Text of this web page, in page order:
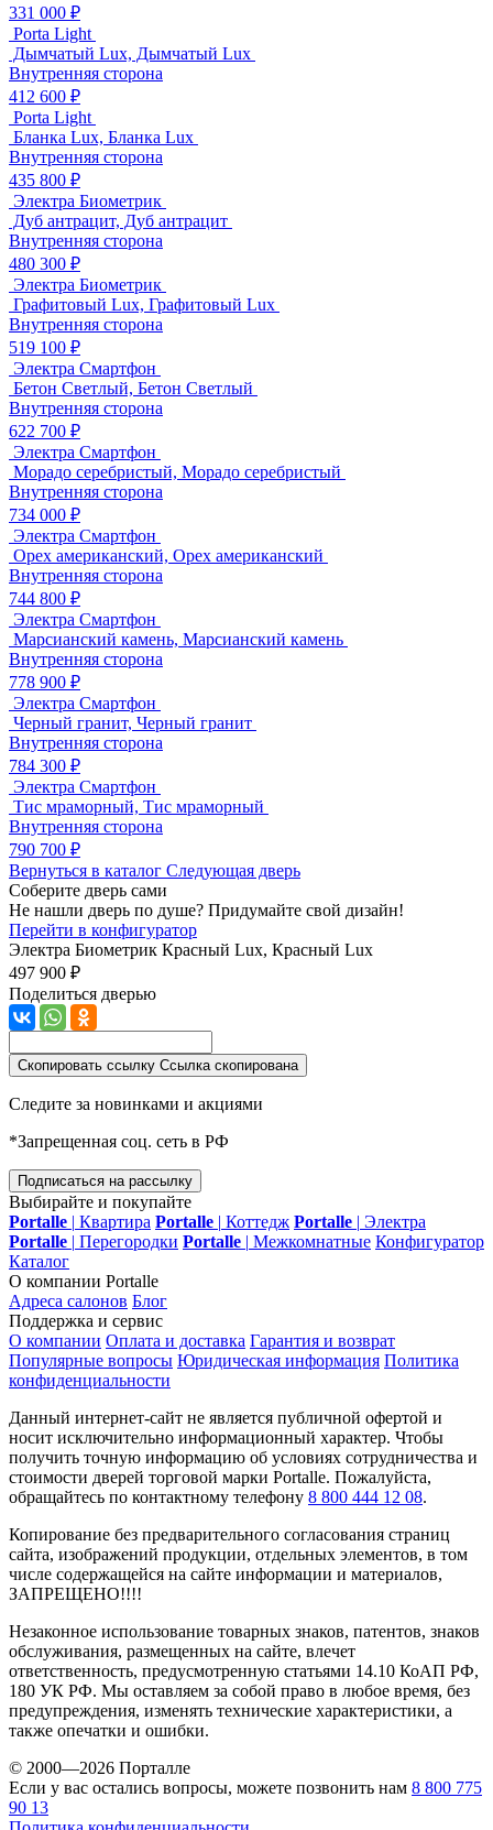
331 000 ₽
Porta Light
Дымчатый Lux, Дымчатый Lux
Внутренняя сторона
412 600 ₽
Porta Light
Бланка Lux, Бланка Lux
Внутренняя сторона
435 800 ₽
Электра Биометрик
Дуб антрацит, Дуб антрацит
Внутренняя сторона
480 300 ₽
Электра Биометрик
Графитовый Lux, Графитовый Lux
Внутренняя сторона
519 100 ₽
Электра Смартфон
Бетон Светлый, Бетон Светлый
Внутренняя сторона
622 700 ₽
Электра Смартфон
Морадо серебристый, Морадо серебристый
Внутренняя сторона
734 000 ₽
Электра Смартфон
Орех американский, Орех американский
Внутренняя сторона
744 800 ₽
Электра Смартфон
Марсианский камень, Марсианский камень
Внутренняя сторона
778 900 ₽
Электра Смартфон
Черный гранит, Черный гранит
Внутренняя сторона
784 300 ₽
Электра Смартфон
Тис мраморный, Тис мраморный
Внутренняя сторона
790 700 ₽
Вернуться в каталог Следующая дверь
Соберите дверь сами
Не нашли дверь по душе? Придумайте свой дизайн!
Перейти в конфигуратор
Электра Биометрик Красный Lux, Красный Lux
497 900 ₽
Поделиться дверью
Скопировать ссылку Ссылка скопирована
Следите за новинками и акциями
*Запрещенная соц. сеть в РФ
Подписаться на рассылку
Выбирайте и покупайте
Portalle | Квартира Portalle | Коттедж Portalle | Электра
Portalle | Перегородки Portalle | Межкомнатные Конфигуратор
Каталог
О компании Portalle
Адреса салонов Блог
Поддержка и сервис
О компании Оплата и доставка Гарантия и возврат
Популярные вопросы Юридическая информация Политика
конфиденциальности
Данный интернет-сайт не является публичной офертой и
носит исключительно информационный характер. Чтобы
получить точную информацию об условиях сотрудничества и
стоимости дверей торговой марки Portalle. Пожалуйста,
обращайтесь по контактному телефону 8 800 444 12 08.
Копирование без предварительного согласования страниц
сайта, изображений продукции, отдельных элементов, в том
числе содержащейся на сайте информации и материалов,
ЗАПРЕЩЕНО!!!!
Незаконное использование товарных знаков, патентов, знаков
обслуживания, размещенных на сайте, влечет
ответственность, предусмотренную статьями 14.10 КоАП РФ,
180 УК РФ. Мы оставляем за собой право в любое время, без
предупреждения, изменять технические характеристики, а
также опечатки и ошибки.
© 2000—2026 Порталле
Если у вас остались вопросы, можете позвонить нам 8 800 775
90 13